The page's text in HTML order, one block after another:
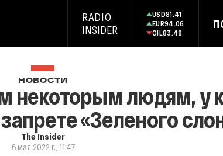
RADIO
INSIDER
USD81.41
EUR94.06
OIL83.48
НОВОСТИ
некоторым людям, у
«Зеленого
The Insider
6 мая 2022 г., 11:47